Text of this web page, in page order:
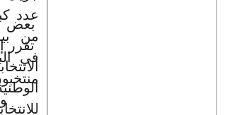
عدد
من
في
بعض
تقرر